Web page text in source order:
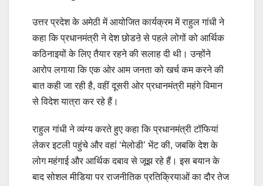
उत्तर प्रदेश के अमेठी में आयोजित कार्यक्रम में राहुल गांधी ने
कहा कि प्रधानमंत्री ने देश छोडऩे से पहले लोगों को आर्थिक
कठिनाइयों के लिए तैयार रहने की सलाह दी थी। उन्होंने
आरोप लगाया कि एक ओर आम जनता को खर्च कम करने की
बात कही जा रही है, वहीं दूसरी ओर प्रधानमंत्री महंगे विमान
से विदेश यात्रा कर रहे हैं।
राहुल गांधी ने व्यंग्य करते हुए कहा कि प्रधानमंत्री टॉफियां
लेकर इटली पहुंचे और वहां ‘मेलोडी’ भेंट की, जबकि देश के
लोग महंगाई और आर्थिक दबाव से जूझ रहे हैं। इस बयान के
बाद सोशल मीडिया पर राजनीतिक प्रतिक्रियाओं का दौर तेज